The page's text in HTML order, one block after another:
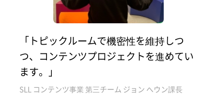
「トピックルームで機密性を維持しつ
つ、コンテンツプロジェクトを進めてい
ます。」
SLL コンテンツ事業 第三チーム ジョン へウン課長